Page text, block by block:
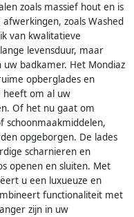
zoals massief hout en is
zoals Washed
van kwalitatieve
levensduur, maar
badkamer. Het Mondiaz
opberglades en
heeft om al uw
Of het nu gaat om
schoonmaakmiddelen,
opgeborgen. De lades
scharnieren en
openen en sluiten. Met
u een luxueuze en
functionaliteit met
zijn in uw